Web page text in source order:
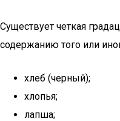
Существует четкая
содержанию того или
хлеб (черный);
хлопья;
лапша;